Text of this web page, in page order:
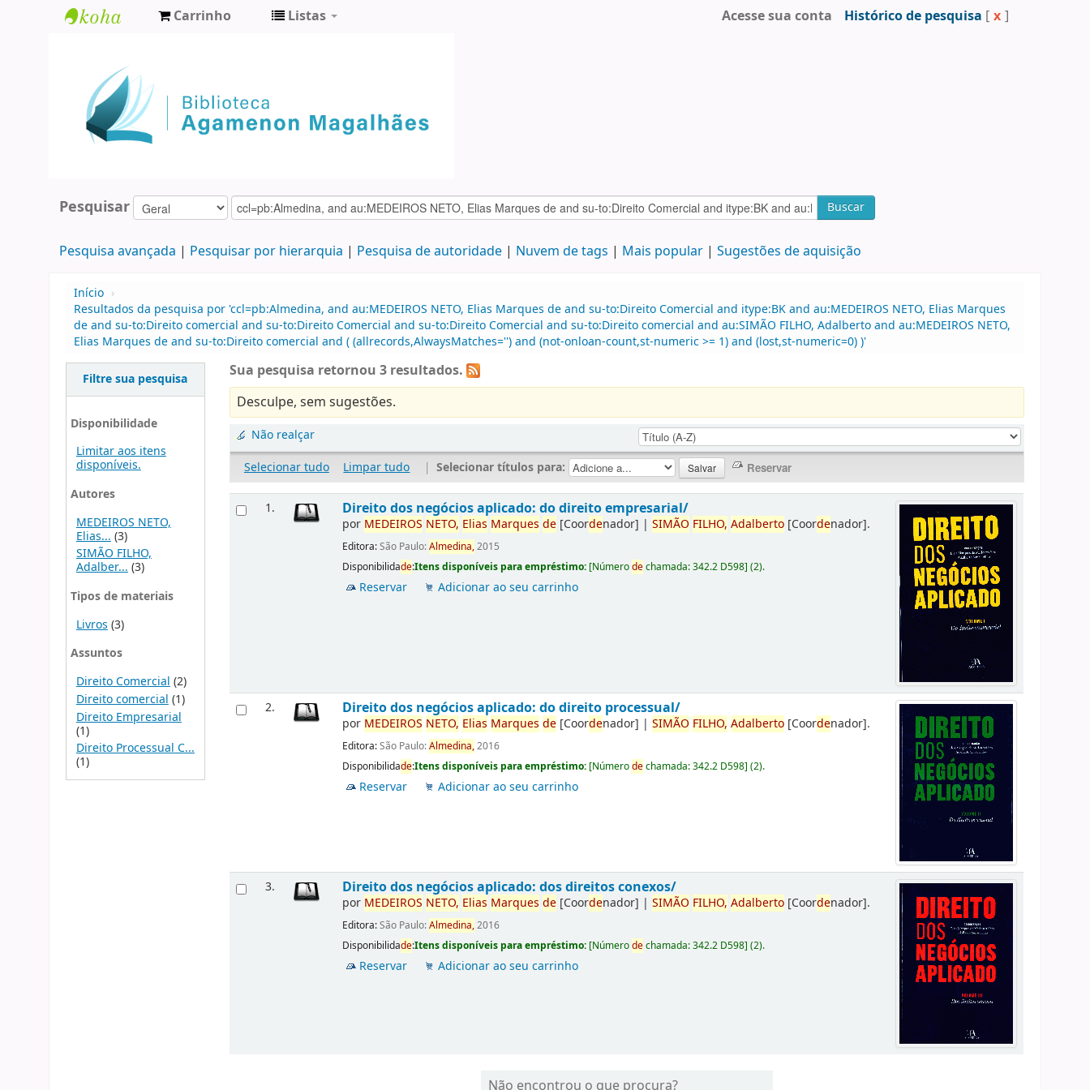
Agamenon
Magalhães
Carrinho Listas Acesse sua conta Histórico de pesquisa [ x ]
Pesquisar Buscar
Pesquisa avançada Pesquisar por hierarquia Pesquisa de autoridade Nuvem de tags Mais popular Sugestões de aquisição
Início ›
Resultados da pesquisa por 'ccl=pb:Almedina, and au:MEDEIROS NETO, Elias Marques de and su-to:Direito Comercial and itype:BK and au:MEDEIROS NETO, Elias Marques
de and su-to:Direito comercial and su-to:Direito Comercial and su-to:Direito Comercial and su-to:Direito comercial and au:SIMÃO FILHO, Adalberto and au:MEDEIROS NETO,
Elias Marques de and su-to:Direito comercial and ( (allrecords,AlwaysMatches='') and (not-onloan-count,st-numeric >= 1) and (lost,st-numeric=0) )'
Filtre sua pesquisa
Disponibilidade
Limitar aos itens
disponíveis.
Autores
MEDEIROS NETO,
Elias... (3)
SIMÃO FILHO,
Adalber...(3)
Tipos de materiais
Livros (3)
Assuntos
Direito Comercial (2)
Direito comercial (1)
Direito Empresarial
(1)
Direito Processual C...
(1)
Sua pesquisa retornou 3 resultados.
Desculpe, sem sugestões.
Não realçar
Selecionar tudo
Limpar tudo | Selecionar títulos para:
1. Direito dos negócios aplicado: do direito empresarial/
por MEDEIROS NETO, Elias Marques de [Coordenador] |SIMÃO FILHO, Adalberto [Coordenador].
Editora:São Paulo:Almedina,2015
Disponibilidade:Itens disponíveis para empréstimo: [Númerodechamada:342.2 D598](2).
Reservar Adicionar ao seu carrinho
2. Direito dos negócios aplicado: do direito processual/
por MEDEIROS NETO, Elias Marques de [Coordenador] |SIMÃO FILHO, Adalberto [Coordenador].
Editora:São Paulo:Almedina,2016
Disponibilidade:Itens disponíveis para empréstimo: [Númerodechamada:342.2 D598](2).
Reservar Adicionar ao seu carrinho
3. Direito dos negócios aplicado: dos direitos conexos/
por MEDEIROS NETO, Elias Marques de [Coordenador] |SIMÃO FILHO, Adalberto [Coordenador].
Editora:São Paulo:Almedina,2016
Disponibilidade:Itens disponíveis para empréstimo: [Númerodechamada:342.2 D598](2).
Reservar Adicionar ao seu carrinho